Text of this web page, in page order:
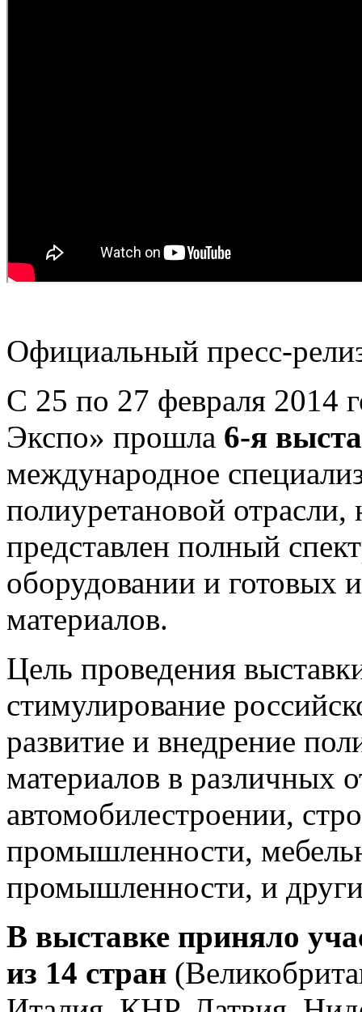
Официальный пресс-
С 25 по 27 февраля 2014
Экспо» прошла 6-я
международное
полиуретановой
представлен полный
оборудовании и готовых
материалов.
Цель проведения
стимулирование
развитие и внедрение
материалов в различных
автомобилестроении,
промышленности,
промышленности, и
В выставке приняло
из 14 стран